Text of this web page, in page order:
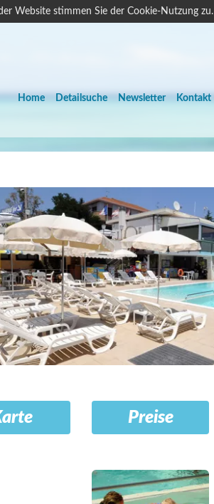
Website stimmen Sie der Cookie-Nutzung zu.
Home Detailsuche Newsletter Kontakt
Preise